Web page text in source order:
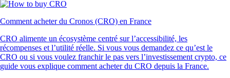
Comment acheter du Cronos (CRO) en France
CRO alimente un écosystème centré sur l’accessibilité, les
récompenses et l’utilité réelle. Si vous vous demandez ce qu’est le
CRO ou si vous voulez franchir le pas vers l’investissement crypto, ce
guide vous explique comment acheter du CRO depuis la France.